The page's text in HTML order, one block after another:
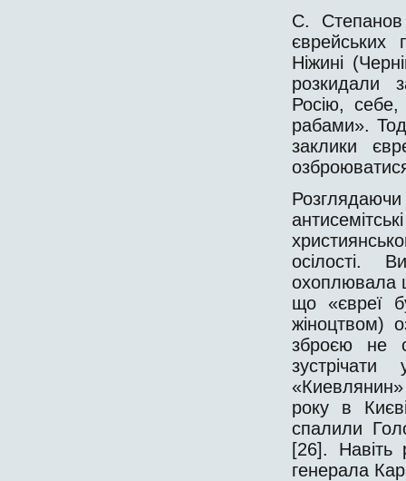
С. Степанов
єврейських
Ніжині
розкидали
Росію,
рабами».
заклики
осілості.
охоплювала
що «євреї
жіноцтвом)
зброєю не
року в
спалили
[26]. Навіть
генерала